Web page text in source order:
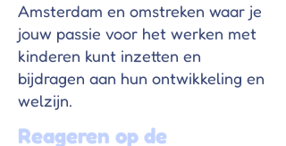
Amsterdam en omstreken waar je
jouw passie voor het werken met
kinderen kunt inzetten en
bijdragen aan hun ontwikkeling en
welzijn.
Reageren op de